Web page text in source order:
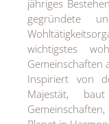
jähriges
gegründete
wichtigstes
Gemeinschaften
Inspiriert von
Majestät,